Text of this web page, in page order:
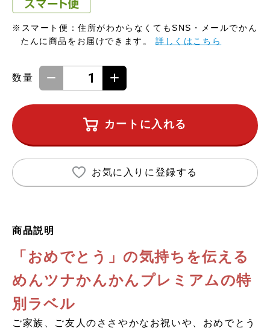
※スマート便：住所がわからなくてもSNS・メールでかん
たんに商品をお届けできます。 詳しくはこちら
数量
カートに入れる
お気に入りに登録する
商品説明
「おめでとう」の気持ちを伝える
めんツナかんかんプレミアムの特
別ラベル
ご家族、ご友人のささやかなお祝いや、おめでとう